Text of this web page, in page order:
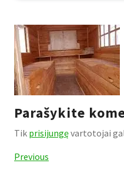
Parašykite
Tik prisijungęvartotojai
Navigacija
Previous
Previous